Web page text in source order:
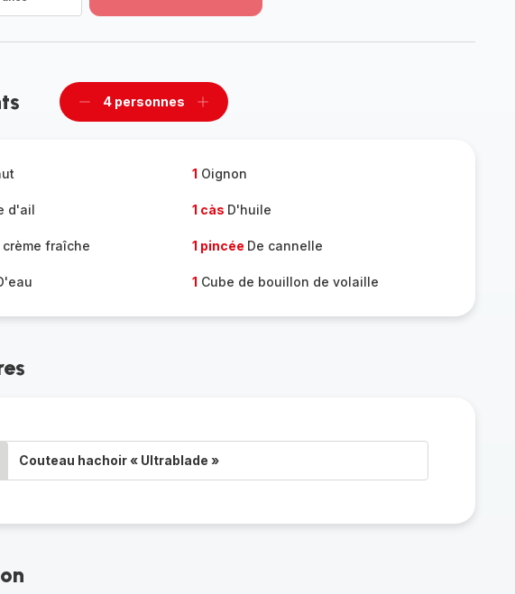
Supprimer
4 personnes
Ajouter
1 Oignon
d'ail 1 càs D'huile
crème fraîche 1 pincée De cannelle
1 Cube de bouillon de volaille
Couteau hachoir « Ultrablade »